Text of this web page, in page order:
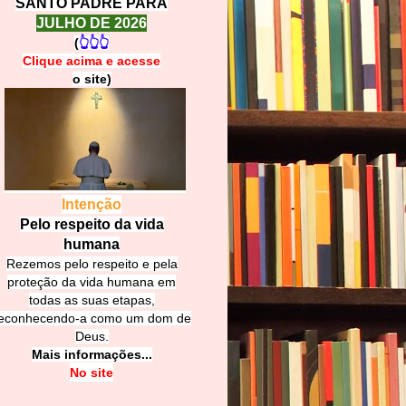
SANTO PADRE PARA
JULHO DE 2026
(👆👆👆
Clique acima e acesse
o site)
Intenção
Pelo respeito da vida
humana
Rezemos pelo respeito e pela
proteção da vida humana em
todas as suas etapas,
a como um dom de
Deus.
Mais informações...
No site